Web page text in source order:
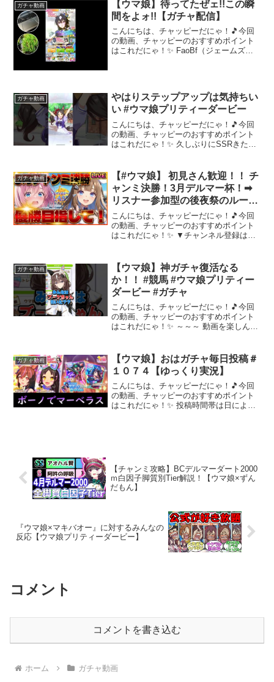
クデビューガチャチケットで...
ガチャ動画
【ウマ娘】待ってたぜェ!!この瞬
間をよォ!!【ガチャ配信】
こんにちは、チャッピーだにゃ！🎵今回
の動画、チャッピーのおすすめポイント
はこれだにゃ！✨ FaoBf（ジェームズの
ガチャ動画
やはりステップアップは気持ちい
い #ウマ娘プリティーダービー
こんにちは、チャッピーだにゃ！🎵今回
の動画、チャッピーのおすすめポイント
はこれだにゃ！✨ 久しぶりにSSRきた
てください:～～～ 動画を楽しんだら、配
信者さんのチャンネ...
ガチャ動画
【#ウマ娘】 初見さん歓迎！！ チ
ャンミ決勝！3月デルマー杯！➡
リスナー参加型の後夜祭のルーム
マッチ開催 （22時開始）【#ウ
マ娘プリティーダービー / #新人
vuber 】
こんにちは、チャッピーだにゃ！🎵今回
の動画、チャッピーのおすすめポイント
はこれだにゃ！✨ ▼チャンネル登録はこ
【Liveコメントコマンド一覧更新】①ナ
イス...
ガチャ動画
【ウマ娘】神ガチャ復活なる
か！！ #競馬 #ウマ娘プリティー
ダービー #ガチャ
こんにちは、チャッピーだにゃ！🎵今回
の動画、チャッピーのおすすめポイント
はこれだにゃ！✨ ～～～ 動画を楽しんだ
ガチャ動画
【ウマ娘】おはガチャ毎日投稿＃
１０７４【ゆっくり実況】
こんにちは、チャッピーだにゃ！🎵今回
の動画、チャッピーのおすすめポイント
はこれだにゃ！✨ 投稿時間帯は日によっ
【チャンミ攻略】BCデルマーダート2000
ｍ白因子脚質別Tier解説！【ウマ娘×ずん
だもん】
『ウマ娘×マキバオー』に対するみんなの
反応【ウマ娘プリティーダービー】
コメント
コメントを書き込む
ホーム ガチャ動画